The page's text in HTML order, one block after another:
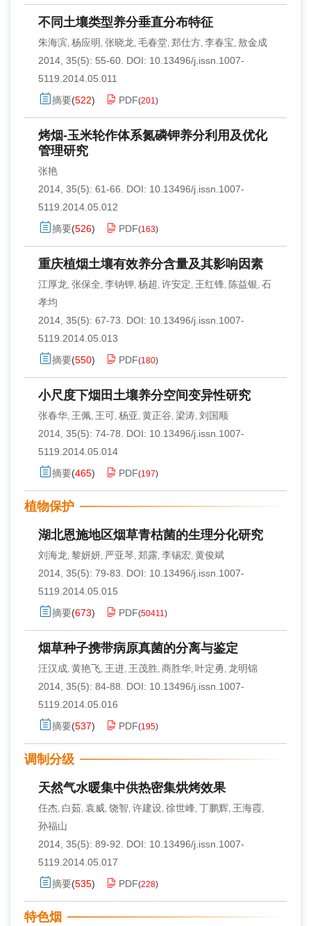
不同土壤类型养分垂直分布特征
朱海滨, 杨应明 , 张晓龙, 毛春堂, 郑仕方, 李春宝, 敖金成
2014, 35(5): 55-60. DOI: 10.13496/j.issn.1007-
5119.2014.05.011
摘要(522) PDF(201)
烤烟-玉米轮作体系氮磷钾养分利用及优化
管理研究
张艳
2014, 35(5): 61-66.
DOI: 10.13496/j.issn.1007-
5119.2014.05.012
摘要(526) PDF(163)
重庆植烟土壤有效养分含量及其影响因素
江厚龙, 张保全, 李钠钾, 杨超 , 许安定, 王红锋, 陈益银, 石
孝均
2014, 35(5): 67-73.
DOI: 10.13496/j.issn.1007-
5119.2014.05.013
摘要(550) PDF(180)
小尺度下烟田土壤养分空间变异性研究
张春华, 王佩, 王可, 杨亚, 黄正谷, 梁涛, 刘国顺
2014, 35(5): 74-78.
DOI: 10.13496/j.issn.1007-
5119.2014.05.014
摘要(465) PDF(197)
植物保护
湖北恩施地区烟草青枯菌的生理分化研究
刘海龙, 黎妍妍, 严亚琴, 郑露, 李锡宏, 黄俊斌
2014, 35(5): 79-83.
DOI: 10.13496/j.issn.1007-
5119.2014.05.015
摘要(673) PDF(50411)
烟草种子携带病原真菌的分离与鉴定
汪汉成, 黄艳飞, 王进, 王茂胜, 商胜华, 叶定勇 , 龙明锦
2014, 35(5): 84-88.
DOI: 10.13496/j.issn.1007-
5119.2014.05.016
摘要(537) PDF(195)
调制分级
天然气水暖集中供热密集烘烤效果
任杰, 白茹, 袁威, 饶智, 许建设, 徐世峰, 丁鹏辉, 王海霞,
孙福山
2014, 35(5): 89-92.
DOI: 10.13496/j.issn.1007-
5119.2014.05.017
摘要(535) PDF(228)
特色烟